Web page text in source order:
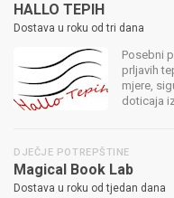
HALLO TEPIH
Dostava u roku od tri dana
Posebni
prljavih
mjere,
doticaja
DJEČJE POTREPŠTINE
Magical Book Lab
Dostava u roku od tjedan dana